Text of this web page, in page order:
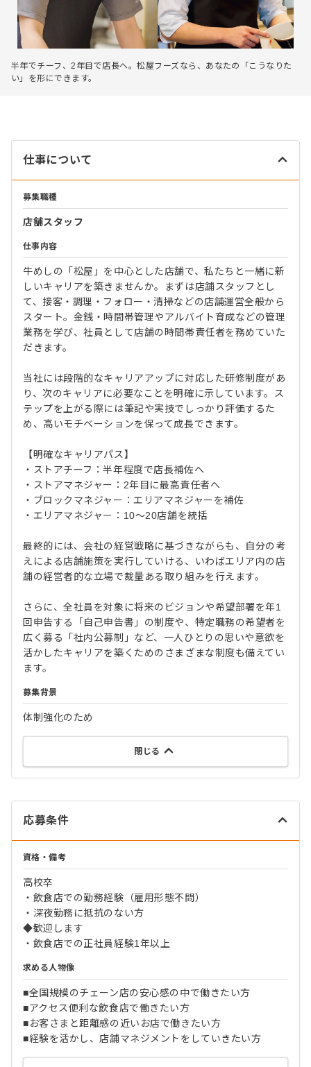
半年でチーフ、2年目で店長へ。松屋フーズなら、あなたの「こうなりた
い」を形にできます。
仕事について
募集職種
店舗スタッフ
仕事内容
牛めしの「松屋」を中心とした店舗で、私たちと一緒に新
しいキャリアを築きませんか。まずは店舗スタッフとし
て、接客・調理・フォロー・清掃などの店舗運営全般から
スタート。金銭・時間帯管理やアルバイト育成などの管理
業務を学び、社員として店舗の時間帯責任者を務めていた
だきます。
当社には段階的なキャリアアップに対応した研修制度があ
り、次のキャリアに必要なことを明確に示しています。ス
テップを上がる際には筆記や実技でしっかり評価するた
め、高いモチベーションを保って成長できます。
【明確なキャリアパス】
・ストアチーフ：半年程度で店長補佐へ
・ストアマネジャー：2年目に最高責任者へ
・ブロックマネジャー：エリアマネジャーを補佐
・エリアマネジャー：10〜20店舗を統括
最終的には、会社の経営戦略に基づきながらも、自分の考
えによる店舗施策を実行していける、いわばエリア内の店
舗の経営者的な立場で裁量ある取り組みを行えます。
さらに、全社員を対象に将来のビジョンや希望部署を年1
回申告する「自己申告書」の制度や、特定職務の希望者を
広く募る「社内公募制」など、一人ひとりの思いや意欲を
活かしたキャリアを築くためのさまざまな制度も備えてい
ます。
募集背景
体制強化のため
閉じる
応募条件
資格・備考
高校卒
・飲食店での勤務経験（雇用形態不問）
・深夜勤務に抵抗のない方
◆歓迎します
・飲食店での正社員経験1年以上
求める人物像
■全国規模のチェーン店の安心感の中で働きたい方
■アクセス便利な飲食店で働きたい方
■お客さまと距離感の近いお店で働きたい方
■経験を活かし、店舗マネジメントをしていきたい方